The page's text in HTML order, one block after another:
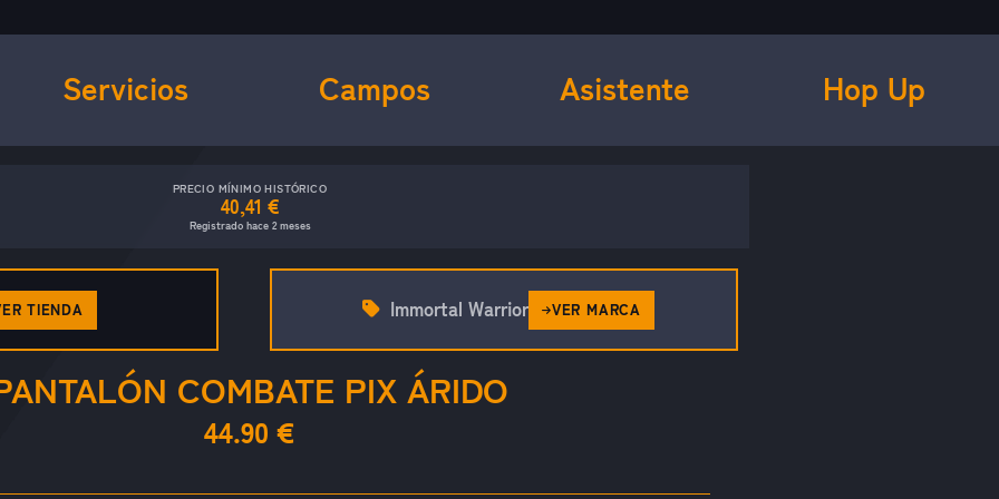
Servicios Campos Asistente Hop Up
PRECIO MÍNIMO HISTÓRICO
40,41 €
Registrado hace 2 meses
TIENDA
COMBATE PIX ÁRIDO
44.90 €
Immortal Warrior VER MARCA